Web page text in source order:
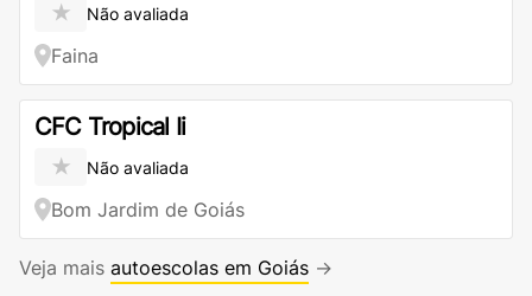
★ Não avaliada
Faina
CFC Tropical Ii
★ Não avaliada
Bom Jardim de Goiás
Veja mais autoescolas em Goiás →